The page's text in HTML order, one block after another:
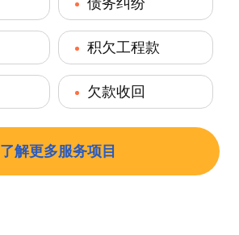
债务纠纷
积欠工程款
欠款收回
了解更多服务项目